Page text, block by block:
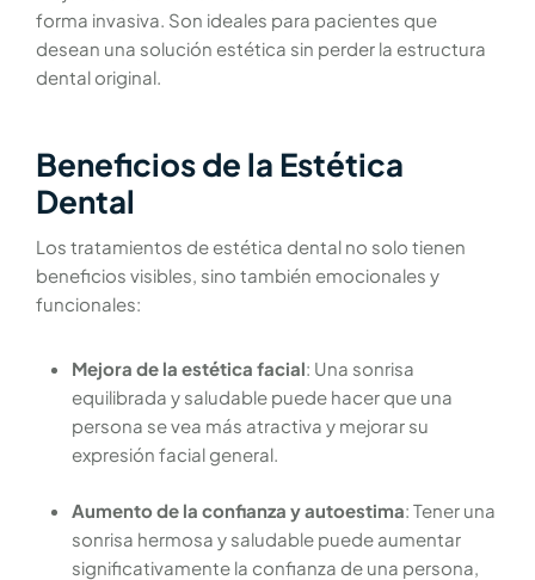
forma invasiva. Son ideales para pacientes que
desean una solución estética sin perder la estructura
dental original.
Beneficios de la Estética
Dental
Los tratamientos de estética dental no solo tienen
beneficios visibles, sino también emocionales y
funcionales:
Mejora de la estética facial: Una sonrisa
equilibrada y saludable puede hacer que una
persona se vea más atractiva y mejorar su
expresión facial general.
Aumento de la confianza y autoestima: Tener una
sonrisa hermosa y saludable puede aumentar
significativamente la confianza de una persona,